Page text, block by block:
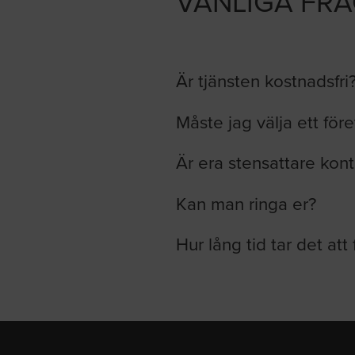
Är tjänsten
Måste jag välja ett
Är era stensattare
Kan man ringa er?
Hur lång tid tar det att